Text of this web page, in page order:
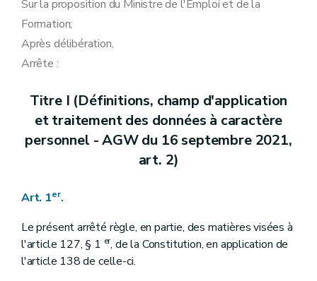
Sur la proposition du Ministre de l'Emploi et de la
Formation;
Après délibération,
Arrête :
Titre I (Définitions, champ d'application
et traitement des données à caractère
personnel - AGW du 16 septembre 2021,
art. 2)
Art. 1er.
Le présent arrêté règle, en partie, des matières visées à
l'article 127, § 1 er, de la Constitution, en application de
l'article 138 de celle-ci.